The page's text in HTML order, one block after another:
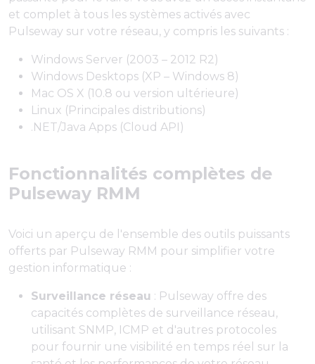
et complet à tous les systèmes activés avec
Pulseway sur votre réseau, y compris les suivants :
Windows Server (2003 – 2012 R2)
Windows Desktops (XP – Windows 8)
Mac OS X (10.8 ou version ultérieure)
Linux (Principales distributions)
.NET/Java Apps (Cloud API)
Fonctionnalités complètes de
Pulseway RMM
Voici un aperçu de l'ensemble des outils puissants
offerts par Pulseway RMM pour simplifier votre
gestion informatique :
Surveillance réseau : Pulseway offre des
capacités complètes de surveillance réseau,
utilisant SNMP, ICMP et d'autres protocoles
pour fournir une visibilité en temps réel sur la